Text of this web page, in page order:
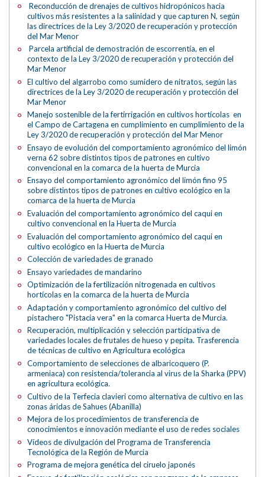
Reconducción de drenajes de cultivos hidropónicos hacia
cultivos más resistentes a la salinidad y que capturen N, según
las directrices de la Ley 3/2020 de recuperación y protección
del Mar Menor
Parcela artificial de demostración de escorrentía, en el
contexto de la Ley 3/2020 de recuperación y protección del
Mar Menor
El cultivo del algarrobo como sumidero de nitratos, según las
directrices de la Ley 3/2020 de recuperación y protección del
Mar Menor
Manejo sostenible de la fertirrigación en cultivos hortícolas en
el Campo de Cartagena en cumplimiento en cumplimiento de la
Ley 3/2020 de recuperación y protección del Mar Menor
Ensayo de evolución del comportamiento agronómico del limón
verna 62 sobre distintos tipos de patrones en cultivo
convencional en la comarca de la huerta de Murcia
Ensayo del comportamiento agronómico del limón fino 95
sobre distintos tipos de patrones en cultivo ecológico en la
comarca de la huerta de Murcia
Evaluación del comportamiento agronómico del caqui en
cultivo convencional en la Huerta de Murcia
Evaluación del comportamiento agronómico del caqui en
cultivo ecológico en la Huerta de Murcia
Colección de variedades de granado
Ensayo variedades de mandarino
Optimización de la fertilización nitrogenada en cultivos
hortícolas en la comarca de la huerta de Murcia
Adaptación y comportamiento agronómico del cultivo del
pistachero "Pistacia vera" en la comarca Huerta de Murcia.
Recuperación, multiplicación y selección participativa de
variedades locales de frutales de hueso y pepita. Trasferencia
de técnicas de cultivo en Agricultura ecológica
Comportamiento de selecciones de albaricoquero (P.
armeniaca) con resistencia/tolerancia al virus de la Sharka (PPV)
en agricultura ecológica.
Cultivo de la Terfecia clavieri como alternativa de cultivo en las
zonas áridas de Sahues (Abanilla)
Mejora de los procedimientos de transferencia de
conocimientos e innovación mediante el uso de redes sociales
Vídeos de divulgación del Programa de Transferencia
Tecnológica de la Región de Murcia
Programa de mejora genética del ciruelo japonés